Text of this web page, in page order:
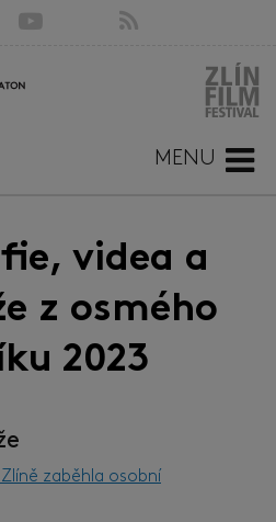
MENU
videa a
z osmého
2023
zaběhla osobní